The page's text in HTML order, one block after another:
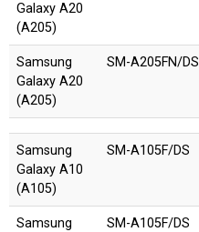
Galaxy A20
(A205)
Samsung
Galaxy A20
(A205)
SM-A205FN/DS
Samsung
Galaxy A10
(A105)
SM-A105F/DS
Samsung
SM-A105F/DS